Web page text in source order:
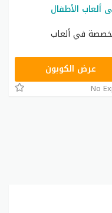
2026 خصم 10% على ألعاب الأطفال
في ألعاب
عرض الكوبون
No